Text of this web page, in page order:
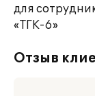
для
«ТГК-6»
Отзыв